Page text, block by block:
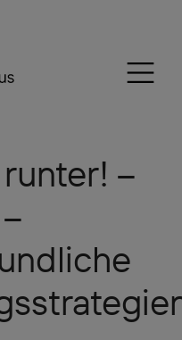
–